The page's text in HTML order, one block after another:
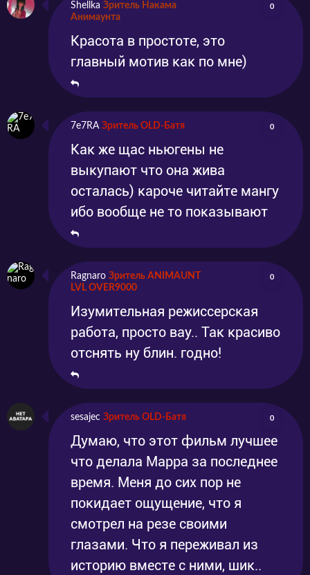
Shellka Зритель Накама
Анимаунта
0
Красота в простоте, это
главный мотив как по мне)
7e7RA Зритель OLD-Батя 0
Как же щас ньюгены не
выкупают что она жива
осталась) кароче читайте мангу
ибо вообще не то показывают
Ragnaro Зритель ANIMAUNT
LVL OVER9000
0
Изумительная режиссерская
работа, просто вау.. Так красиво
отснять ну блин. годно!
sesajec Зритель OLD-Батя 0
Думаю, что этот фильм лучшее
что делала Mappa за последнее
время. Меня до сих пор не
покидает ощущение, что я
смотрел на резе своими
глазами. Что я переживал из
историю вместе с ними, шик..